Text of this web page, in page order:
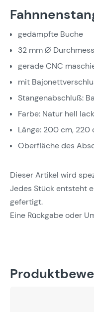
gedämpfte Buche
32 mm Ø
gerade CNC
mit
Stangenabschluß:
Farbe: Natur hell
Länge: 200 cm,
Oberfläche des
Dieser Artikel wird
Jedes Stück entsteht
gefertigt.
Eine Rückgabe oder